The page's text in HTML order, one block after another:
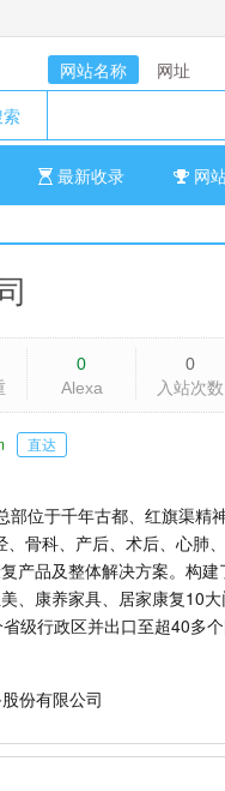
网站名称
网址
最新收录 网
0
Alexa
0
入站次数
直达
部位于千年古都、红旗渠精
骨科、产后、术后、心肺
产品及整体解决方案。构
、康养家具、居家康复10
级行政区并出口至超40多个
份有限公司